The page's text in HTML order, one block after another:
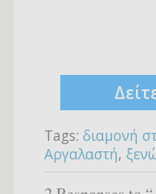
Tags: διαμονή
Αργαλαστή,